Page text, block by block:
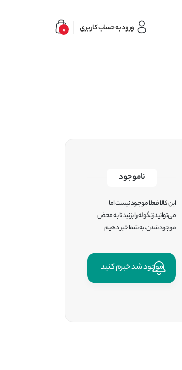
ورود به حساب کاربری 0
ناموجود
این کالا فعلا موجود نیست اما
می‌توانید زنگوله را بزنید تا به محض
موجود شدن، به شما خبر دهیم
موجود شد خبرم کنید